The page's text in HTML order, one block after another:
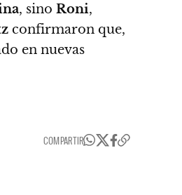
, sino Roni,
confirmaron que,
en nuevas
COMPARTIR